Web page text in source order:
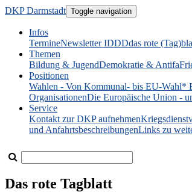
DKP Darmstadt Toggle navigation
Infos
TermineNewsletter IDDDdas rote
Themen
Bildung & JugendDemokratie & Antifa
Positionen
Wahlen - Von Kommunal- bis EU-Wahl*
OrganisationenDie Europäische Union -
Service
Kontakt zur DKP aufnehmen
und AnfahrtsbeschreibungenLinks zu
Das rote Tagblatt